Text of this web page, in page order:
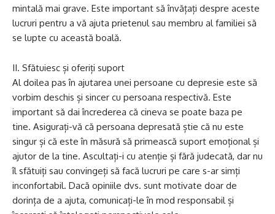
mintală mai grave. Este important să învățați despre aceste
lucruri pentru a vă ajuta prietenul sau membru al familiei să
se lupte cu această boală.
II. Sfătuiesc și oferiți suport
Al doilea pas în ajutarea unei persoane cu depresie este să
vorbim deschis și sincer cu persoana respectivă. Este
important să dai încrederea că cineva se poate baza pe
tine. Asigurați-vă că persoana depresată știe că nu este
singur și că este în măsură să primească suport emoțional și
ajutor de la tine. Ascultați-i cu atenție și fără judecată, dar nu
îl sfătuiți sau convingeți să facă lucruri pe care s-ar simți
inconfortabil. Dacă opiniile dvs. sunt motivate doar de
dorința de a ajuta, comunicați-le în mod responsabil și